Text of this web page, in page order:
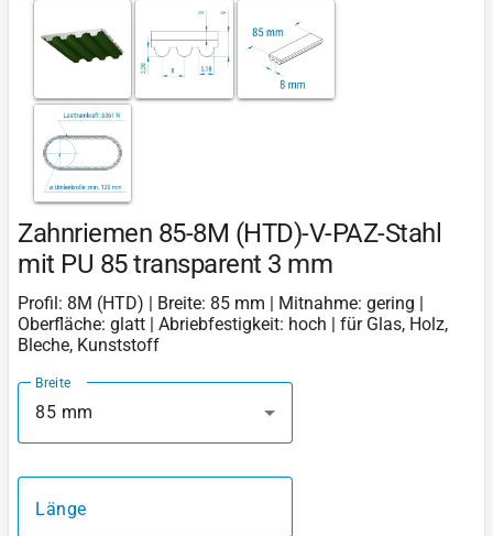
Zahnriemen 85-8M (HTD)-V-PAZ-Stahl
mit PU 85 transparent 3 mm
Profil: 8M (HTD) | Breite: 85 mm | Mitnahme: gering |
Oberfläche: glatt | Abriebfestigkeit: hoch | für Glas, Holz,
Bleche, Kunststoff
Breite
85 mm
Länge